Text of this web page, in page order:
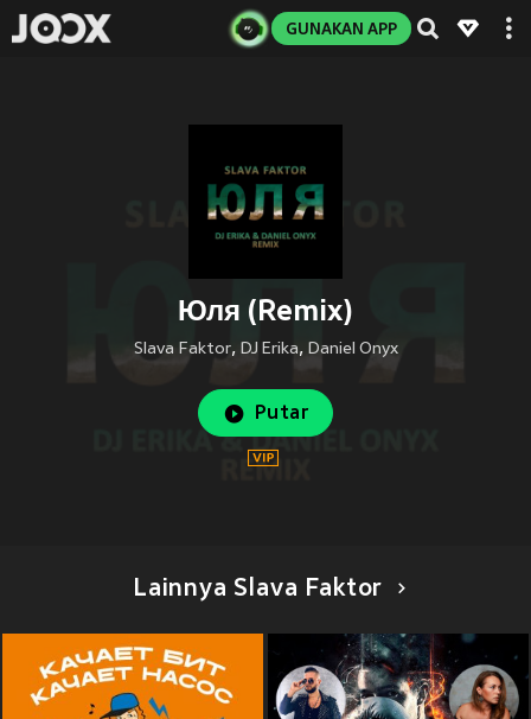
GUNAKAN APP
Юля (Remix)
Slava Faktor, DJ Erika, Daniel Onyx
Putar
Lainnya Slava Faktor